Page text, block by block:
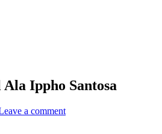
Ippho Santosa
a comment